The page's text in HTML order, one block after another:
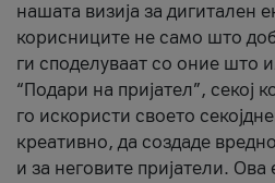
нашата визија за дигитален
корисниците не само што
ги споделуваат со оние што
“Подари на пријател”, секој
го искористи своето
креативно, да создаде
и за неговите пријатели.